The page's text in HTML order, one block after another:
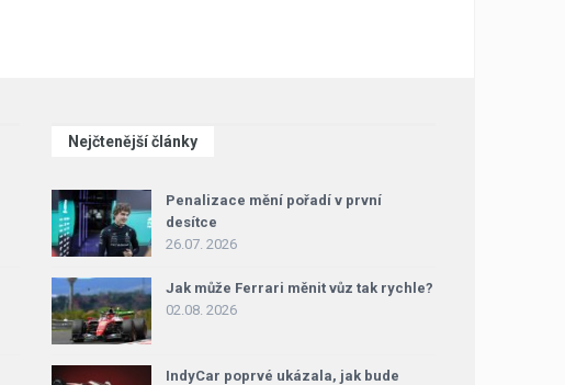
Nejčtenější články
Penalizace mění pořadí v první
desítce
26.07. 2026
Jak může Ferrari měnit vůz tak rychle?
02.08. 2026
IndyCar poprvé ukázala, jak bude